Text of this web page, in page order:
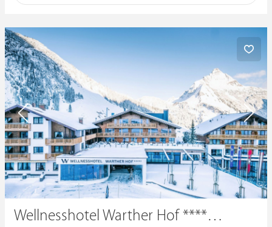
Wellnesshotel Warther Hof ****superior